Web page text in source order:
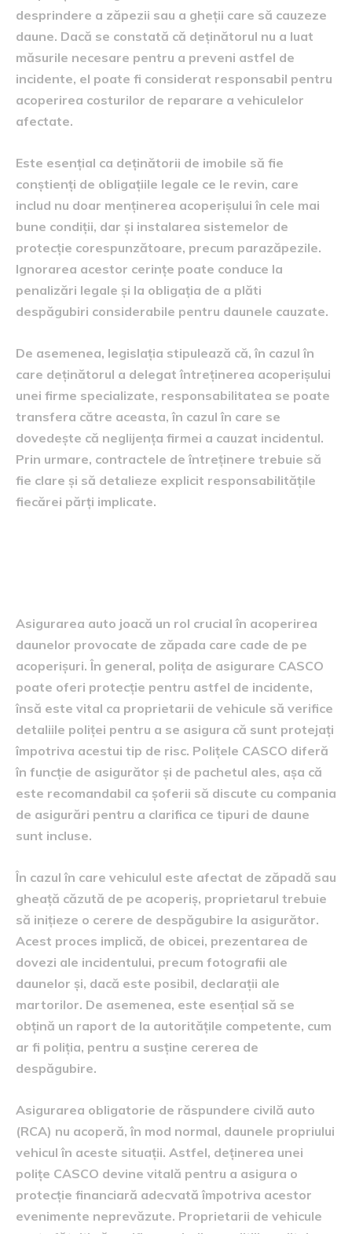
desprindere a zăpezii sau a gheții care să cauzeze
daune. Dacă se constată că deținătorul nu a luat
măsurile necesare pentru a preveni astfel de
incidente, el poate fi considerat responsabil pentru
acoperirea costurilor de reparare a vehiculelor
afectate.
Este esențial ca deținătorii de imobile să fie
conștienți de obligațiile legale ce le revin, care
includ nu doar menținerea acoperișului în cele mai
bune condiții, dar și instalarea sistemelor de
protecție corespunzătoare, precum parazăpezile.
Ignorarea acestor cerințe poate conduce la
penalizări legale și la obligația de a plăti
despăgubiri considerabile pentru daunele cauzate.
De asemenea, legislația stipulează că, în cazul în
care deținătorul a delegat întreținerea acoperișului
unei firme specializate, responsabilitatea se poate
transfera către aceasta, în cazul în care se
dovedește că neglijența firmei a cauzat incidentul.
Prin urmare, contractele de întreținere trebuie să
fie clare și să detalieze explicit responsabilitățile
fiecărei părți implicate.
Asigurarea auto joacă un rol crucial în acoperirea
daunelor provocate de zăpada care cade de pe
acoperișuri. În general, polița de asigurare CASCO
poate oferi protecție pentru astfel de incidente,
însă este vital ca proprietarii de vehicule să verifice
detaliile poliței pentru a se asigura că sunt protejați
împotriva acestui tip de risc. Polițele CASCO diferă
în funcție de asigurător și de pachetul ales, așa că
este recomandabil ca șoferii să discute cu compania
de asigurări pentru a clarifica ce tipuri de daune
sunt incluse.
În cazul în care vehiculul este afectat de zăpadă sau
gheață căzută de pe acoperiș, proprietarul trebuie
să inițieze o cerere de despăgubire la asigurător.
Acest proces implică, de obicei, prezentarea de
dovezi ale incidentului, precum fotografii ale
daunelor și, dacă este posibil, declarații ale
martorilor. De asemenea, este esențial să se
obțină un raport de la autoritățile competente, cum
ar fi poliția, pentru a susține cererea de
despăgubire.
Asigurarea obligatorie de răspundere civilă auto
(RCA) nu acoperă, în mod normal, daunele propriului
vehicul în aceste situații. Astfel, deținerea unei
polițe CASCO devine vitală pentru a asigura o
protecție financiară adecvată împotriva acestor
evenimente neprevăzute. Proprietarii de vehicule